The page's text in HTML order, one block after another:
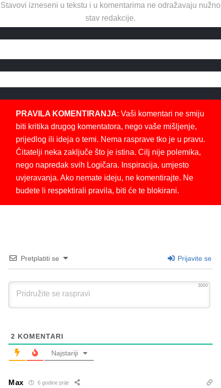
Stavovi izneseni u tekstu i u komentarima ne odražavaju nužno
stav redakcije.
PRAVILA KOMENTIRANJA: Vaši komentari ne smiju
biti kritika drugog komentatora, nego vaše mišljenje,
prijedlog ili ideja o temi. Nema rasprave tko je u pravu.
Čitatelji neka zaključe što je istina. Cilj nije polemika,
nego napredak svih Logičara. Inspiracija, umjesto
uvjeravanja. Ako nemate ideju, ne komentirajte. Ne
budete li respektirali pravila, biti će te blokirani.
Pretplatiti se Prijavite se
3000
2 KOMENTARI
Najstariji
Max 6 godine prije